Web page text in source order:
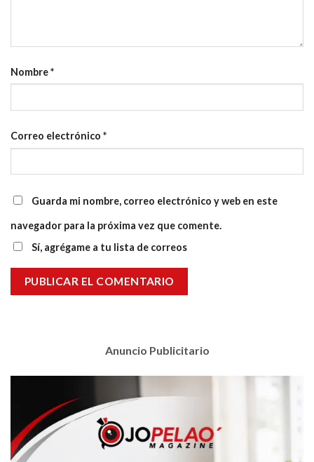
Nombre*
Correo electrónico *
Guarda mi nombre, correo electrónico y web en este
navegador para la próxima vez que comente.
Sí, agrégame a tu lista de correos
Anuncio Publicitario